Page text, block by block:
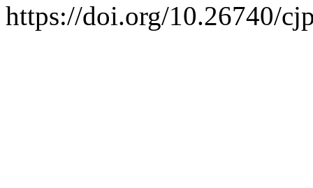
https://doi.org/10.26740/